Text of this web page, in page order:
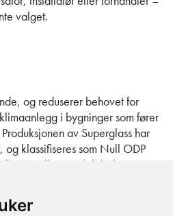
valget.
og reduserer behovet for
i bygninger som fører
av Superglass har
klassifiseres som Null ODP
og Null GWP (globalt